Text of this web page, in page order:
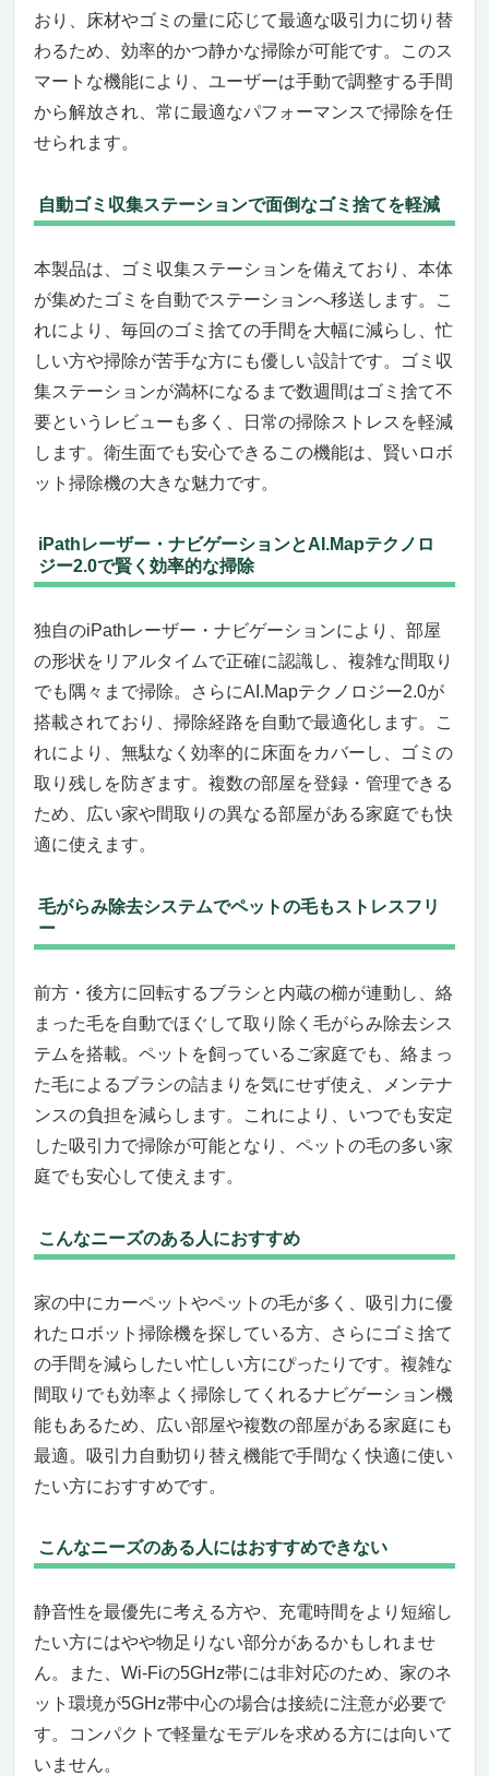
おり、床材やゴミの量に応じて最適な吸引力に切り替
わるため、効率的かつ静かな掃除が可能です。このス
マートな機能により、ユーザーは手動で調整する手間
から解放され、常に最適なパフォーマンスで掃除を任
せられます。
自動ゴミ収集ステーションで面倒なゴミ捨てを軽減
本製品は、ゴミ収集ステーションを備えており、本体
が集めたゴミを自動でステーションへ移送します。こ
れにより、毎回のゴミ捨ての手間を大幅に減らし、忙
しい方や掃除が苦手な方にも優しい設計です。ゴミ収
集ステーションが満杯になるまで数週間はゴミ捨て不
要というレビューも多く、日常の掃除ストレスを軽減
します。衛生面でも安心できるこの機能は、賢いロボ
ット掃除機の大きな魅力です。
iPathレーザー・ナビゲーションとAI.Mapテクノロ
ジー2.0で賢く効率的な掃除
独自のiPathレーザー・ナビゲーションにより、部屋
の形状をリアルタイムで正確に認識し、複雑な間取り
でも隅々まで掃除。さらにAI.Mapテクノロジー2.0が
搭載されており、掃除経路を自動で最適化します。こ
れにより、無駄なく効率的に床面をカバーし、ゴミの
取り残しを防ぎます。複数の部屋を登録・管理できる
ため、広い家や間取りの異なる部屋がある家庭でも快
適に使えます。
毛がらみ除去システムでペットの毛もストレスフリ
ー
前方・後方に回転するブラシと内蔵の櫛が連動し、絡
まった毛を自動でほぐして取り除く毛がらみ除去シス
テムを搭載。ペットを飼っているご家庭でも、絡まっ
た毛によるブラシの詰まりを気にせず使え、メンテナ
ンスの負担を減らします。これにより、いつでも安定
した吸引力で掃除が可能となり、ペットの毛の多い家
庭でも安心して使えます。
こんなニーズのある人におすすめ
家の中にカーペットやペットの毛が多く、吸引力に優
れたロボット掃除機を探している方、さらにゴミ捨て
の手間を減らしたい忙しい方にぴったりです。複雑な
間取りでも効率よく掃除してくれるナビゲーション機
能もあるため、広い部屋や複数の部屋がある家庭にも
最適。吸引力自動切り替え機能で手間なく快適に使い
たい方におすすめです。
こんなニーズのある人にはおすすめできない
静音性を最優先に考える方や、充電時間をより短縮し
たい方にはやや物足りない部分があるかもしれませ
ん。また、Wi-Fiの5GHz帯には非対応のため、家のネ
ット環境が5GHz帯中心の場合は接続に注意が必要で
す。コンパクトで軽量なモデルを求める方には向いて
いません。